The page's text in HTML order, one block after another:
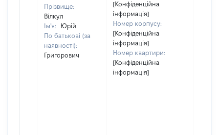
Прізвище:
Вілкул
Ім'я:
Юрій
По батькові (за
наявності):
Григорович
[Конфіденційна
інформація]
Номер корпусу:
[Конфіденційна
інформація]
Номер квартири:
[Конфіденційна
інформація]